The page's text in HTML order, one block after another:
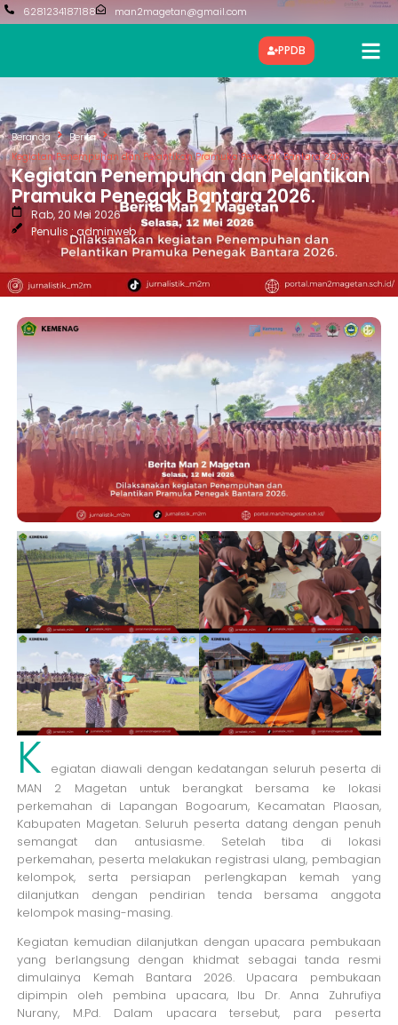
6281234187188 man2magetan@gmail.com
PPDB
Beranda
Berita
Kegiatan Penempuhan dan Pelantikan Pramuka Penegak Bantara 2026.
Kegiatan Penempuhan dan Pelantikan
Pramuka Penegak Bantara 2026.
Rab, 20 Mei 2026
Penulis : adminweb
K
egiatan diawali dengan kedatangan seluruh peserta di
MAN 2 Magetan untuk berangkat bersama ke lokasi
perkemahan di Lapangan Bogoarum, Kecamatan Plaosan,
Kabupaten Magetan. Seluruh peserta datang dengan penuh
semangat dan antusiasme. Setelah tiba di lokasi
perkemahan, peserta melakukan registrasi ulang, pembagian
kelompok, serta persiapan perlengkapan kemah yang
dilanjutkan dengan pendirian tenda bersama anggota
kelompok masing-masing.
Kegiatan kemudian dilanjutkan dengan upacara pembukaan
yang berlangsung dengan khidmat sebagai tanda resmi
dimulainya Kemah Bantara 2026. Upacara pembukaan
dipimpin oleh pembina upacara, Ibu Dr. Anna Zuhrufiya
Nurany, M.Pd. Dalam upacara tersebut, para peserta